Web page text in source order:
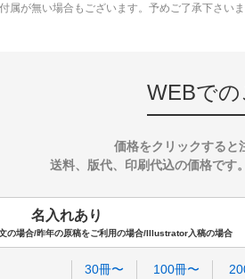
属が無い場合もございます。予めご了承下さいま
WEBで
価格をクリックすると
送料、版代、印刷代込の価格です
名入れあり
の場合/昨年の原稿をご利用の場合/Illustrator入稿の場合
30冊〜 100冊〜